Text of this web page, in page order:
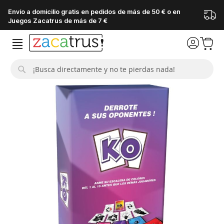
Envío a domicilio gratis en pedidos de más de 50 € o en
Juegos Zacatrus de más de 7 €